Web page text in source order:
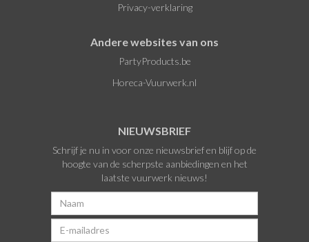
Privacy-verklaring
Andere websites van ons
PartyProducts.be
Horeca-Vuurwerk.nl
NIEUWSBRIEF
Schrijf je nu in voor onze nieuwsbrief en blijf op de
hoogte van de scherpste aanbiedingen en het
laatste vuurwerk nieuws!